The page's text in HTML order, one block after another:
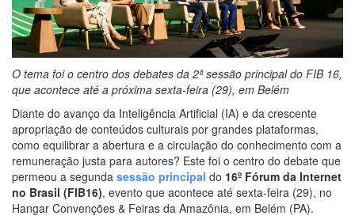
O tema foi o centro dos debates da 2ª sessão principal do FIB 16,
que acontece até a próxima sexta-feira (29), em Belém
Diante do avanço da Inteligência Artificial (IA) e da crescente
apropriação de conteúdos culturais por grandes plataformas,
como equilibrar a abertura e a circulação do conhecimento com a
remuneração justa para autores? Este foi o centro do debate que
permeou a segunda sessão principal do 16º Fórum da Internet
no Brasil (FIB16), evento que acontece até sexta-feira (29), no
Hangar Convenções & Feiras da Amazônia, em Belém (PA).